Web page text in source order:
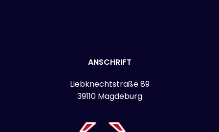
ANSCHRIFT
Liebknechtstraße 89
39110 Magdeburg